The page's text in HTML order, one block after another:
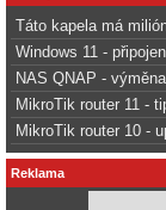
Táto kapela má
Windows 11 -
NAS QNAP -
MikroTik router 11 -
MikroTik router 10 -
Reklama